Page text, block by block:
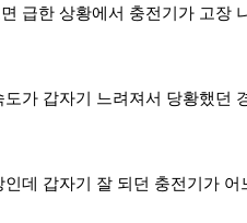
급한 상황에서 충전기가 고장
가 갑자기 느려져서 당황했던
데 갑자기 잘 되던 충전기가